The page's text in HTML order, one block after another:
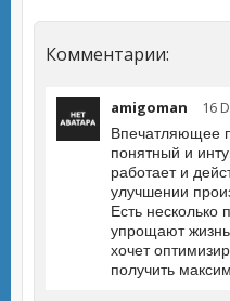
Комментарии:
amigoman 16
Впечатляющее
понятный и
работает и
улучшении
Есть несколько
упрощают
хочет
получить